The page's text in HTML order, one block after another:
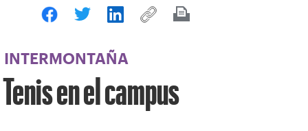
principio
INTERMONTAÑA
Tenis en el campus